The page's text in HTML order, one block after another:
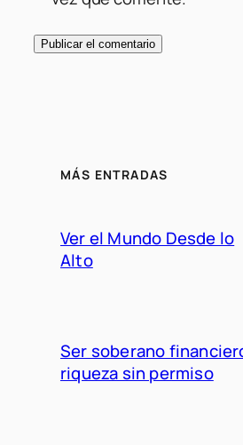
MÁS ENTRADAS
Ver el Mundo Desde lo
Alto
Ser soberano
riqueza sin permiso